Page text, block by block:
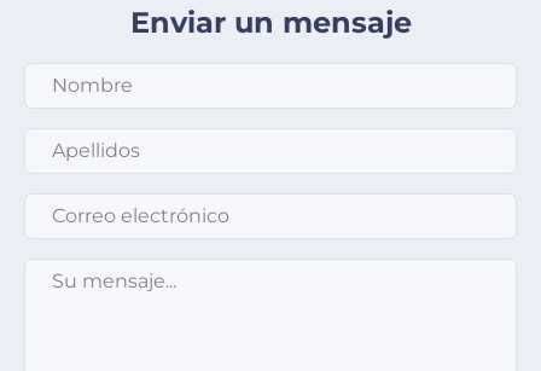
Enviar un mensaje
Apellidos
Correo electrónico
Su mensaje